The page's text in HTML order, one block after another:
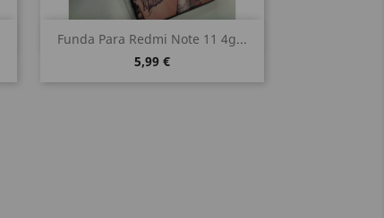
Funda Para Redmi Note 11 4g...
5,99 €
Vista rápida